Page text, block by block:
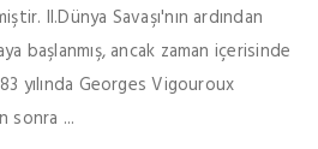
II.Dünya Savaşı'nın ardından
başlanmış, ancak zaman içerisinde
yılında Georges Vigouroux
sonra ...